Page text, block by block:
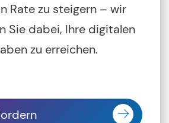
Rate zu steigern – wir
Sie dabei, Ihre digitalen
zu erreichen.